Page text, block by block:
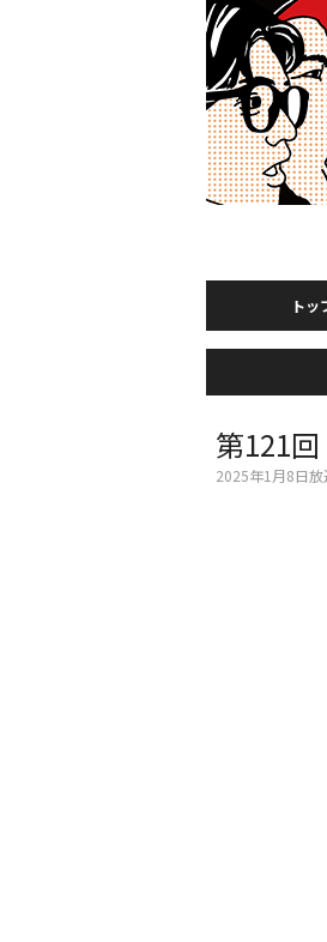
トッ
第121
2025年1月8日放